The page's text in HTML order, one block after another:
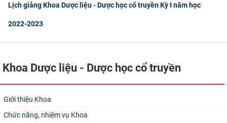
ĐẢM BẢO CHẤT LƯỢNG
KHOA HỌC CÔNG NGHỆ
HTQT
CỰU NGƯỜI HỌC
Lịch giảng Khoa Dược liệu - Dược học cổ truyền Kỳ I năm học
2022-2023
Khoa Dược liệu - Dược học cổ truyền
Giới thiệu Khoa
Chức năng, nhiệm vụ Khoa